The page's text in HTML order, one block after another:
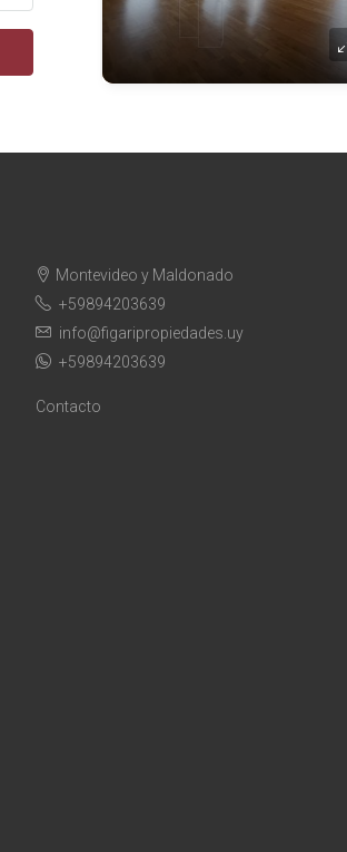
Montevideo y Maldonado
+59894203639
info@figaripropiedades.uy
+59894203639
Contacto